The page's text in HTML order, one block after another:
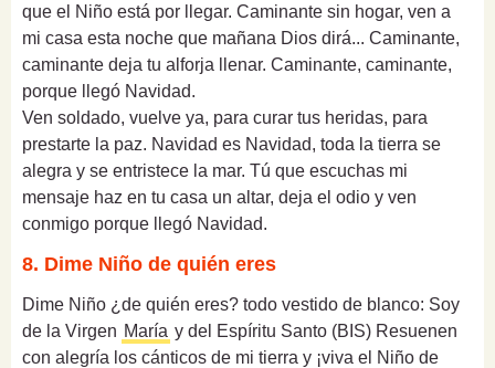
que el Niño está por llegar. Caminante sin hogar, ven a
mi casa esta noche que mañana Dios dirá... Caminante,
caminante deja tu alforja llenar. Caminante, caminante,
porque llegó Navidad.
Ven soldado, vuelve ya, para curar tus heridas, para
prestarte la paz. Navidad es Navidad, toda la tierra se
alegra y se entristece la mar. Tú que escuchas mi
mensaje haz en tu casa un altar, deja el odio y ven
conmigo porque llegó Navidad.
8. Dime Niño de quién eres
Dime Niño ¿de quién eres? todo vestido de blanco: Soy
de la Virgen María y del Espíritu Santo (BIS) Resuenen
con alegría los cánticos de mi tierra y ¡viva el Niño de